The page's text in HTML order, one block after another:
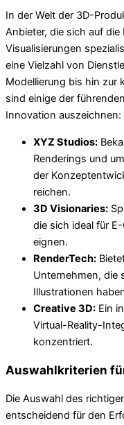
In der Welt der 3D-
Anbieter, die sich auf
Visualisierungen
eine Vielzahl von
Modellierung bis hin zur
sind einige der
Innovation auszeichnen:
XYZ Studios:
Renderings und
der
reichen.
3D Visionaries:
die sich ideal für
eignen.
RenderTech:
Unternehmen, die
Illustrationen
Creative 3D: Ein
Virtual-Reality-
konzentriert.
Auswahlkriterien
Die Auswahl des
entscheidend für den